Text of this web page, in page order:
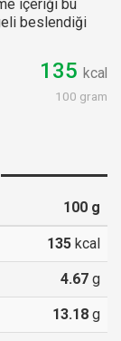
içeriği bu
beslendiği
135 kcal
100 gram
100 g
135 kcal
4.67 g
13.18 g